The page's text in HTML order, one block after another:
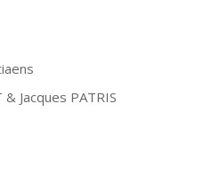
Jacques PATRIS